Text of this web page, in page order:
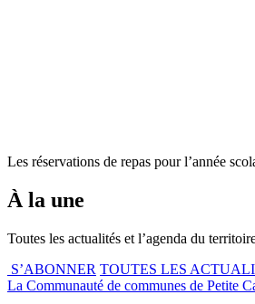
Les réservations de repas pour l’année
À la une
Toutes les actualités et l’agenda du
S’ABONNER TOUTES LES
La Communauté de communes de Petite